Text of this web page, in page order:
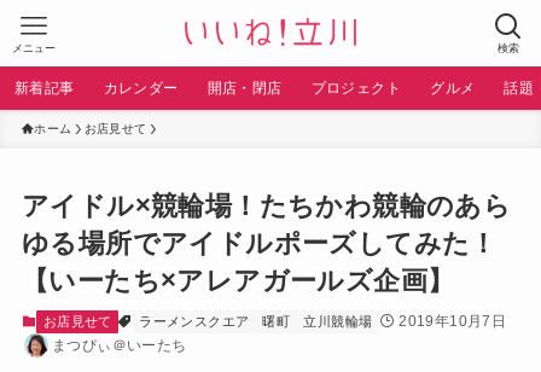
検索
メニュー
新着記事 カレンダー 開店・閉店 プロジェクト グルメ 話題
ホーム お店見せて
アイドル×競輪場！たちかわ競輪のあら
ゆる場所でアイドルポーズしてみた！
【いーたち×アレアガールズ企画】
お店見せて ラーメンスクエア 曙町 立川競輪場
2019年10月7日
まつぴぃ＠いーたち